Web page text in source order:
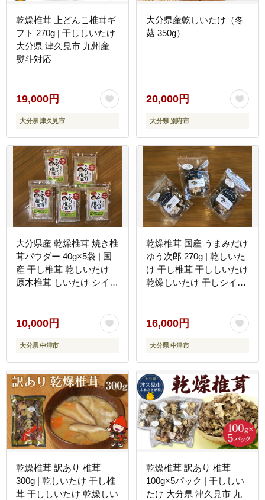
乾燥椎茸 上どんこ椎茸ギ
フト 270g | 干ししいたけ
大分県 津久見市 九州産
熨斗対応
19,000円
大分県 津久見市
大分県産乾しいたけ（冬
菇 350g）
20,000円
大分県 別府市
大分県産 乾燥椎茸 焼き椎
茸パウダー 40g×5袋 | 国
産 干し椎茸 乾しいたけ
原木椎茸 しいたけ シイタ
10,000円
大分県 中津市
乾燥椎茸 国産 うまみだけ
ゆう次郎 270g | 乾しいた
け 干し椎茸 干ししいたけ
乾燥しいたけ 干しシイタ
16,000円
大分県 中津市
乾燥椎茸 訳あり 椎茸
300g | 乾しいたけ 干し椎
茸 干ししいたけ 乾燥しい
乾燥椎茸 訳あり 椎茸
100g×5パック | 干ししい
たけ 大分県 津久見市 九